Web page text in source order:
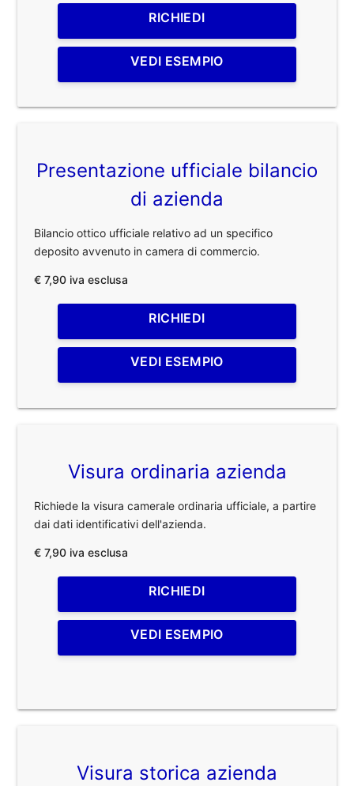
RICHIEDI
VEDI ESEMPIO
Presentazione ufficiale bilancio
di azienda
Bilancio ottico ufficiale relativo ad un specifico
deposito avvenuto in camera di commercio.
€ 7,90 iva esclusa
RICHIEDI
VEDI ESEMPIO
Visura ordinaria azienda
Richiede la visura camerale ordinaria ufficiale, a partire
dai dati identificativi dell'azienda.
€ 7,90 iva esclusa
RICHIEDI
VEDI ESEMPIO
Visura storica azienda